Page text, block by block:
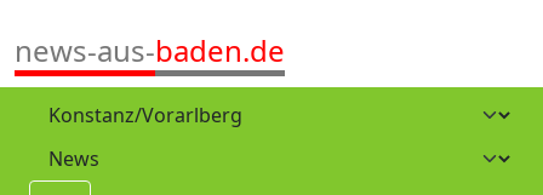
news-aus-baden.de